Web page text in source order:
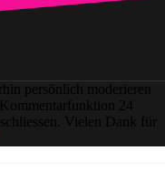
persönlich moderieren
24
Vielen Dank für